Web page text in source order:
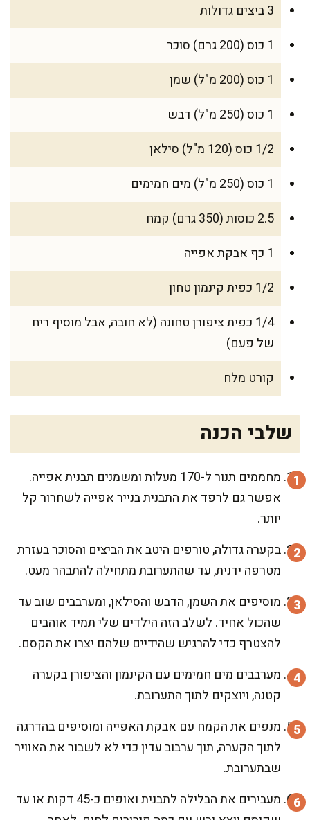
3 ביצים גדולות
1 כוס (200 גרם) סוכר
1 כוס (200 מ"ל) שמן
1 כוס (250 מ"ל) דבש
1/2 כוס (120 מ"ל) סילאן
1 כוס (250 מ"ל) מים חמימים
2.5 כוסות (350 גרם) קמח
1 כף אבקת אפייה
1/2 כפית קינמון טחון
1/4 כפית ציפורן טחונה (לא חובה, אבל מוסיף ריח
של פעם)
קורט מלח
שלבי הכנה
מחממים תנור ל-170 מעלות ומשמנים תבנית אפייה.
אפשר גם לרפד את התבנית בנייר אפייה לשחרור קל
יותר.
בקערה גדולה, טורפים היטב את הביצים והסוכר בעזרת
מטרפה ידנית, עד שהתערובת מתחילה להתבהר מעט.
מוסיפים את השמן, הדבש והסילאן, ומערבבים שוב עד
שהכול אחיד. לשלב הזה הילדים שלי תמיד אוהבים
להצטרף כדי להרגיש שהידיים שלהם יצרו את הקסם.
מערבבים מים חמימים עם הקינמון והציפורן בקערה
קטנה, ויוצקים לתוך התערובת.
מנפים את הקמח עם אבקת האפייה ומוסיפים בהדרגה
לתוך הקערה, תוך ערבוב עדין כדי לא לשבור את האוויר
שבתערובת.
מעבירים את הבלילה לתבנית ואופים כ-45 דקות או עד